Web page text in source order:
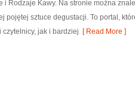
i Rodzaje Kawy. Na stronie można
pojętej sztuce degustacji. To portal,
jak i bardziej [ Read More ]